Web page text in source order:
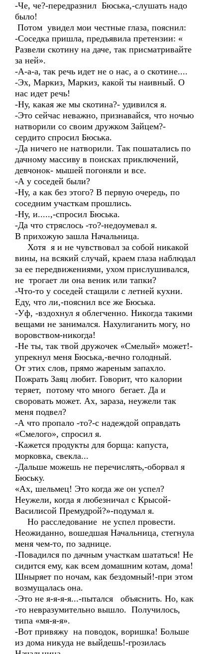
-Че, че?-передразнил Бюська,-слушать надо
было!
Потом увидел мои честные глаза, пояснил:
-Соседка пришла, предъявила претензии: «
Развели скотину на даче, так присматривайте
за ней».
-А-а-а, так речь идет не о нас, а о скотине....
-Эх, Маркиз, Маркиз, какой ты наивный. О
нас идет речь!
-Ну, какая же мы скотина?- удивился я.
-Это сейчас неважно, признавайся, что ночью
натворили со своим дружком Зайцем?-
сердито спросил Бюська.
-Да ничего не натворили. Так пошатались по
дачному массиву в поисках приключений,
девчонок- мышей погоняли и все.
-А у соседей были?
-Ну, а как без этого? В первую очередь, по
соседним участкам прошлись.
-Ну, и.....,-спросил Бюська.
-Да что стряслось -то?-недоумевал я.
В прихожую зашла Начальница.
Хотя я и не чувствовал за собой никакой
вины, на всякий случай, краем глаза наблюдал
за ее передвижениями, ухом прислушивался,
не трогает ли она веник или тапки?
-Что-то у соседей стащили с летней кухни.
Еду, что ли,-пояснил все же Бюська.
-Уф, -вздохнул я облегченно. Никогда такими
вещами не занимался. Нахулиганить могу, но
воровством-никогда!
-Не ты, так твой дружочек «Смелый» может!-
упрекнул меня Бюська,-вечно голодный.
От этих слов, прямо жареным запахло.
Пожрать Заяц любит. Говорит, что калории
теряет, потому что много бегает. Да и
своровать может. Ах, зараза, неужели так
меня подвел?
-А что пропало -то?-с надеждой оправдать
«Смелого», спросил я.
-Кажется продукты для борща: капуста,
морковка, свекла...
-Дальше можешь не перечислять,-оборвал я
Бюську.
«Ах, шельмец! Это когда же он успел?
Неужели, когда я любезничал с Крысой-
Василисой Премудрой?»-подумал я.
Но расследование не успел провести.
Неожиданно, вошедшая Начальница, стегнула
меня чем-то, по заднице.
-Повадился по дачным участкам шататься! Не
сидится ему, как всем домашним котам, дома!
Шныряет по ночам, как бездомный!-при этом
возмущалась она.
-Это не я-я-я-я...-пытался объяснить. Но, как
-то невразумительно вышло. Получилось,
типа «мя-я-я».
-Вот привяжу на поводок, воришка! Больше
из дома никуда не выйдешь!-грозилась